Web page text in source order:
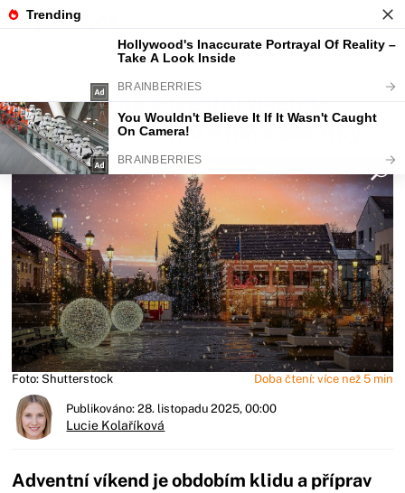
Horoskopy a zvěrokruhy
Horoskop na adventní víkend:
Harmonizace, klid a nové začátky
Foto: Shutterstock Doba čtení: více než 5 min
Publikováno: 28. listopadu 2025, 00:00
Lucie Kolaříková
Adventní víkend je obdobím klidu a příprav